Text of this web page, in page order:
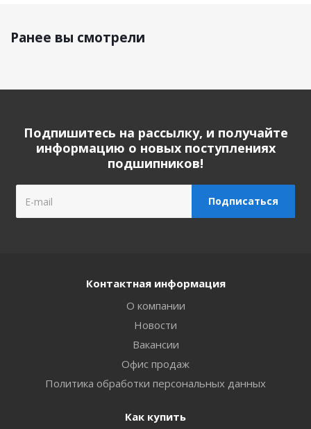
Ранее вы смотрели
Подпишитесь на рассылку, и получайте
информацию о новых поступлениях
подшипников!
Контактная информация
О компании
Новости
Вакансии
Офис продаж
Политика обработки персональных данных
Как купить